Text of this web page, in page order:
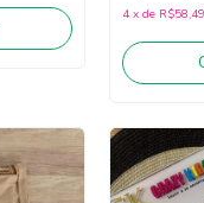
4 x de R$58,49